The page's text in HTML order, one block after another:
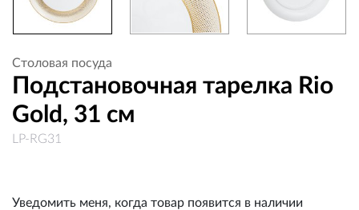
Столовая посуда
Подстановочная тарелка Rio
Gold, 31 см
LP-RG31
Уведомить меня, когда товар появится в наличии